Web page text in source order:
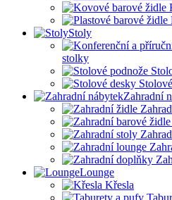
Stoly
stolky
Zahradní
Lounge
Křesla